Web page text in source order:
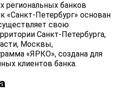
региональных банков
«Санкт-Петербург» основан
свою
Санкт-Петербурга,
Москвы,
«ЯРКО», создана для
клиентов банка.